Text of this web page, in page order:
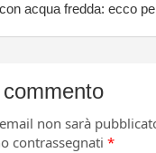
acqua fredda: ecco
non sarà
contrassegnati *